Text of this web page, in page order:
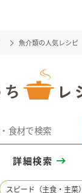
魚介類の人気レシピ
詳細検索
スピード（主食・主菜）